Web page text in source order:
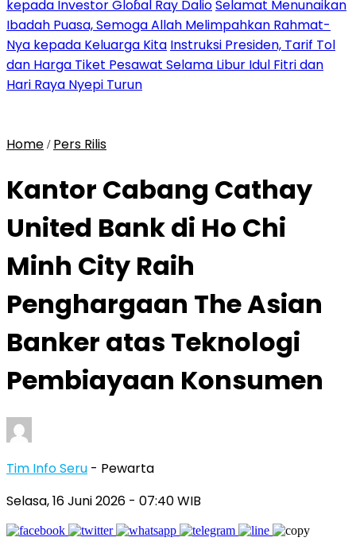
kepada Investor Gloɓal Ray DalioSelamat Menunaikan
Ibadah Puasa, Semoga Allah Melimpahkan Rahmat-
Nya kepada Keluarga Kita Instruksi Presiden, Tarif Tol
dan Harga Tiket Pesawat Selama Libur Idul Fitri dan
Hari Raya Nyepi Turun
Home / Pers Rilis
Kantor Cabang Cathay
United Bank di Ho Chi
Minh City Raih
Penghargaan The Asian
Banker atas Teknologi
Pembiayaan Konsumen
Tim Info Seru - Pewarta
Selasa, 16 Juni 2026 - 07:40 WIB